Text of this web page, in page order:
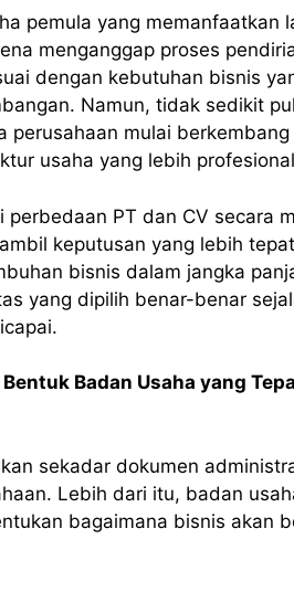
pemula yang memanfaatkan
menganggap proses
dengan kebutuhan bisnis
Namun, tidak sedikit
perusahaan mulai berkembang
usaha yang lebih
perbedaan PT dan CV secara
keputusan yang lebih
bisnis dalam jangka
yang dipilih benar-benar
Badan Usaha yang
sekadar dokumen
Lebih dari itu, badan
bagaimana bisnis akan